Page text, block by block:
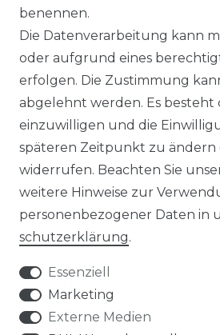
HERSTELLER
REFERENZEN
VERTRAG WIDERRUFEN
benennen.
Die Datenverarbeitung kann
oder aufgrund eines
erfolgen. Die Zustimmung
abgelehnt werden. Es besteht
einzuwilligen und die
späteren Zeitpunkt zu ändern
widerrufen. Beachten Sie
weitere Hinweise zur
personenbezogener Daten in
schutz­erklärung.
Essenziell
Marketing
Externe Medien